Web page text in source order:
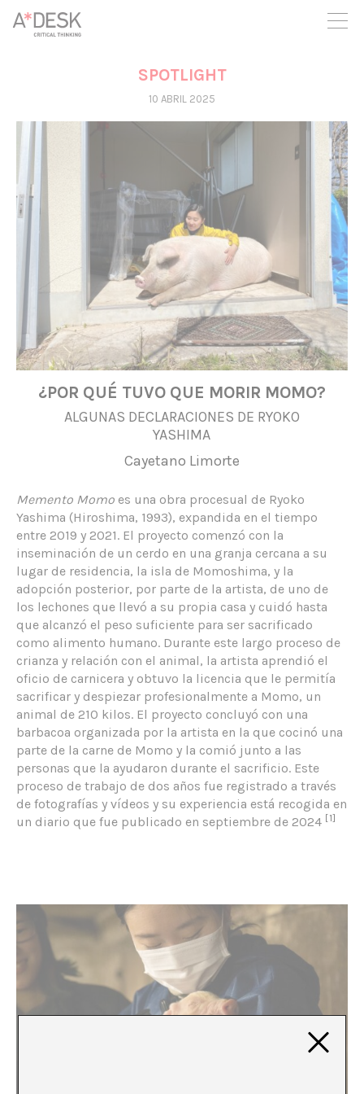
crees también en A*DESK seguimos necesitándote para poder
seguir adelante. Ahora puedes participar del proyecto y
apoyarlo.
SPOTLIGHT
10 ABRIL 2025
¿POR QUÉ TUVO QUE MORIR MOMO?
ALGUNAS DECLARACIONES DE RYOKO
YASHIMA
Cayetano Limorte
Memento Momo es una obra procesual de Ryoko
Yashima (Hiroshima, 1993), expandida en el tiempo
entre 2019 y 2021. El proyecto comenzó con la
inseminación de un cerdo en una granja cercana a su
lugar de residencia, la isla de Momoshima, y la
adopción posterior, por parte de la artista, de uno de
los lechones que llevó a su propia casa y cuidó hasta
que alcanzó el peso suficiente para ser sacrificado
como alimento humano. Durante este largo proceso de
crianza y relación con el animal, la artista aprendió el
oficio de carnicera y obtuvo la licencia que le permitía
sacrificar y despiezar profesionalmente a Momo, un
animal de 210 kilos. El proyecto concluyó con una
barbacoa organizada por la artista en la que cocinó una
parte de la carne de Momo y la comió junto a las
personas que la ayudaron durante el sacrificio. Este
proceso de trabajo de dos años fue registrado a través
de fotografías y vídeos y su experiencia está recogida en
un diario que fue publicado en septiembre de 2024 [1]